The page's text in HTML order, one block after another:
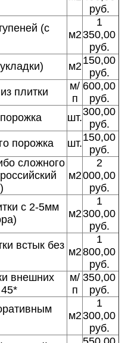
руб.
(с
м2
1
350,00
руб.
м2150,00
руб.
плитки
м/
п
600,00
руб.
шт.300,00
руб.
порожка
шт.150,00
руб.
сложного
м2
2
000,00
руб.
с 2-5мм
м2
1
300,00
руб.
встык без
м2
1
800,00
руб.
внешних
м/
п
350,00
руб.
м2
1
300,00
руб.